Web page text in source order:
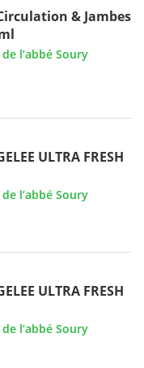
& Jambes
l’abbé Soury
ULTRA FRESH
l’abbé Soury
ULTRA FRESH
l’abbé Soury